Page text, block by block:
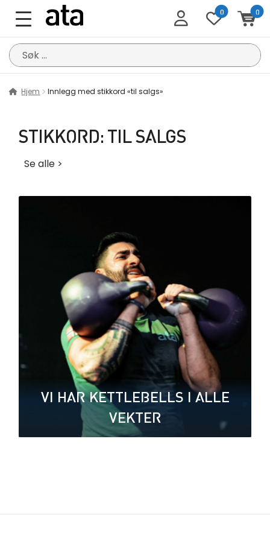
0 0
Søk
etter:
Hjem Innlegg med stikkord «til salgs»
STIKKORD: TIL SALGS
Se alle >
VI HAR KETTLEBELLS I ALLE
VEKTER